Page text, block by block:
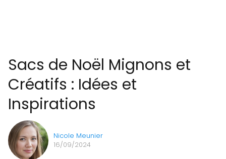
Sacs de Noël Mignons et
Créatifs : Idées et
Inspirations
Nicole Meunier
16/09/2024